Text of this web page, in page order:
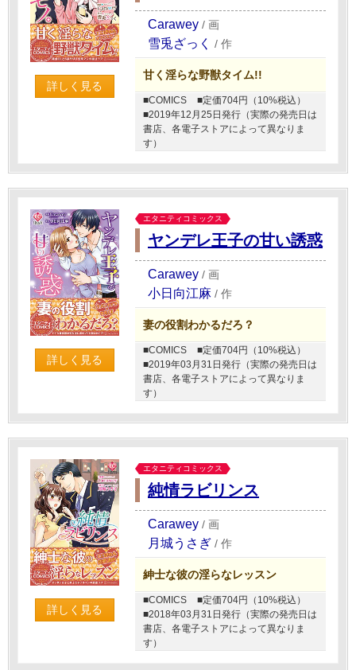
詳しく見る
Carawey / 画
雪兎ざっく / 作
甘く淫らな野獣タイム!!
■COMICS
■定価704円（10%税込）
■2019年12月25日発行（実際の発売日は
書店、各電子ストアによって異なりま
す）
詳しく見る
エタニティコミックス
ヤンデレ王子の甘い誘惑
Carawey / 画
小日向江麻 / 作
妻の役割わかるだろ？
■COMICS
■定価704円（10%税込）
■2019年03月31日発行（実際の発売日は
書店、各電子ストアによって異なりま
す）
詳しく見る
エタニティコミックス
純情ラビリンス
Carawey / 画
月城うさぎ / 作
紳士な彼の淫らなレッスン
■COMICS
■定価704円（10%税込）
■2018年03月31日発行（実際の発売日は
書店、各電子ストアによって異なりま
す）